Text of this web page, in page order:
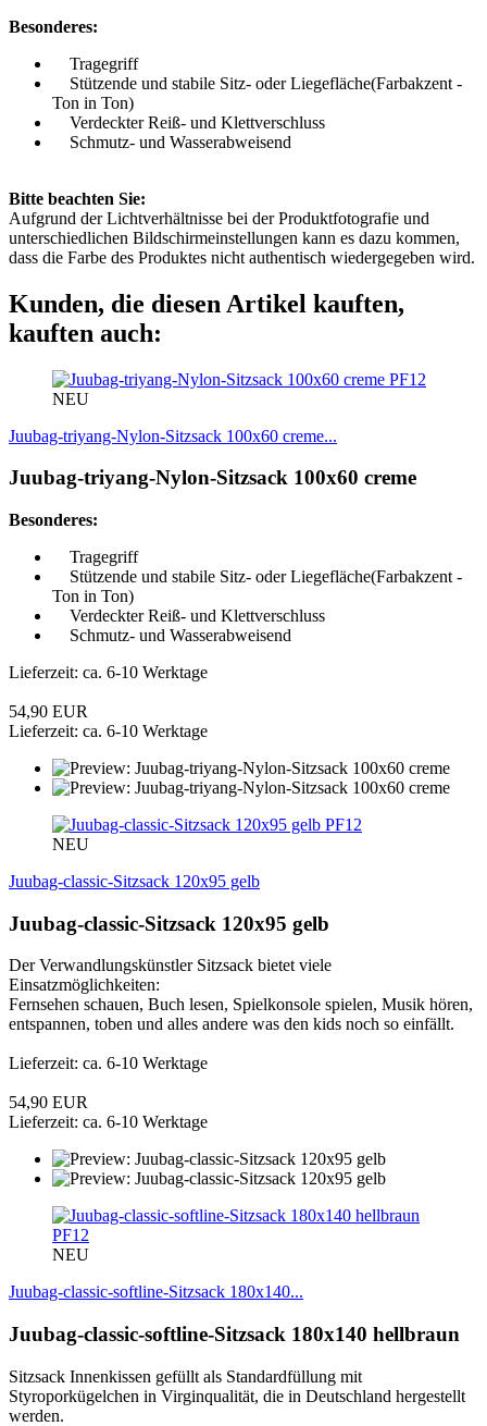
Besonderes:
Tragegriff
Stützende und stabile Sitz- oder Liegefläche(Farbakzent -
Ton in Ton)
Verdeckter Reiß- und Klettverschluss
Schmutz- und Wasserabweisend
Bitte beachten Sie:
Aufgrund der Lichtverhältnisse bei der Produktfotografie und
unterschiedlichen Bildschirmeinstellungen kann es dazu kommen,
dass die Farbe des Produktes nicht authentisch wiedergegeben wird.
Kunden, die diesen Artikel kauften,
kauften auch:
PF12
NEU
Juubag-triyang-Nylon-Sitzsack 100x60 creme...
Juubag-triyang-Nylon-Sitzsack 100x60 creme
Besonderes:
Tragegriff
Stützende und stabile Sitz- oder Liegefläche(Farbakzent -
Ton in Ton)
Verdeckter Reiß- und Klettverschluss
Schmutz- und Wasserabweisend
Lieferzeit: ca. 6-10 Werktage
54,90 EUR
Lieferzeit: ca. 6-10 Werktage
PF12
NEU
Juubag-classic-Sitzsack 120x95 gelb
Juubag-classic-Sitzsack 120x95 gelb
Der Verwandlungskünstler Sitzsack bietet viele
Einsatzmöglichkeiten:
Fernsehen schauen, Buch lesen, Spielkonsole spielen, Musik hören,
entspannen, toben und alles andere was den kids noch so einfällt.
Lieferzeit: ca. 6-10 Werktage
54,90 EUR
Lieferzeit: ca. 6-10 Werktage
PF12
NEU
Juubag-classic-softline-Sitzsack 180x140...
Juubag-classic-softline-Sitzsack 180x140 hellbraun
Sitzsack Innenkissen gefüllt als Standardfüllung mit
Styroporkügelchen in Virginqualität, die in Deutschland hergestellt
werden.